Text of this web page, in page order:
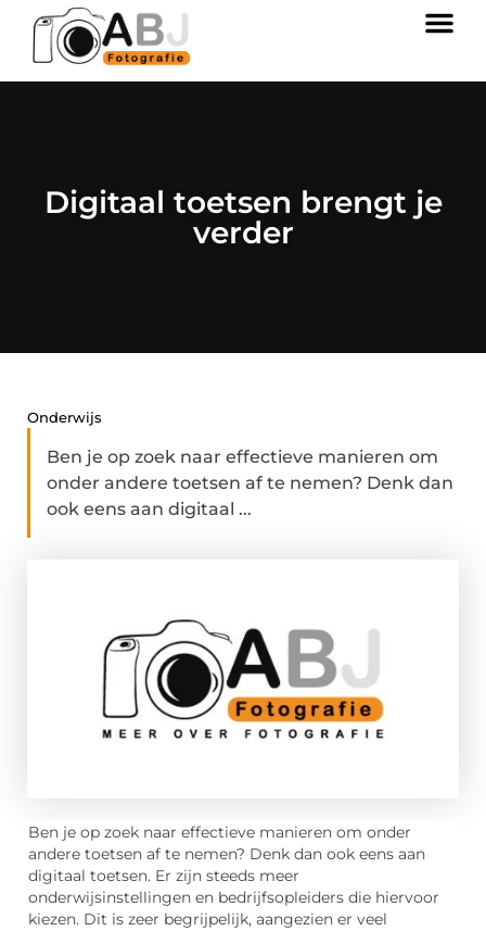
Digitaal toetsen brengt je
verder
Onderwijs
Ben je op zoek naar effectieve manieren om
onder andere toetsen af te nemen? Denk dan
ook eens aan digitaal ...
Ben je op zoek naar effectieve manieren om onder
andere toetsen af te nemen? Denk dan ook eens aan
digitaal toetsen. Er zijn steeds meer
onderwijsinstellingen en bedrijfsopleiders die hiervoor
kiezen. Dit is zeer begrijpelijk, aangezien er veel